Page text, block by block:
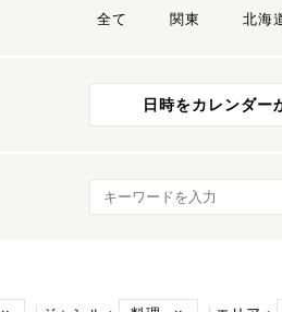
全て 関東 北海
日時をカレンダー
キーワード検索